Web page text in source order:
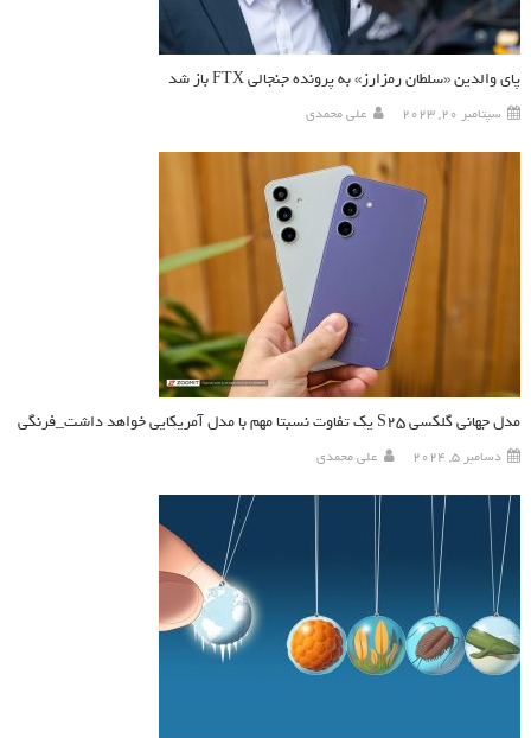
پای والدین «سلطان رمزارز» به پرونده جنجالی FTX باز شد
سپتامبر 20, 2023 علی محمدی
مدل جهانی گلکسی S25 یک تفاوت نسبتا مهم با مدل آمریکایی خواهد داشت_فرنگی
دسامبر 5, 2024 علی محمدی